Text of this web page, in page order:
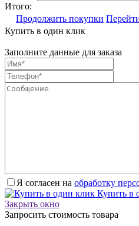
Итого:
Продолжить покупки
Купить в один клик
Заполните данные для заказа
Я согласен на обработку
Купить в
Закрыть окно
Запросить стоимость товара